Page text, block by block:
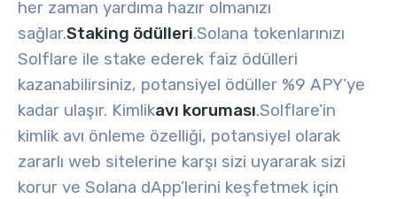
her zaman yardıma hazır olmanızı
sağlar.Staking ödülleri.Solana tokenlarınızı
Solflare ile stake ederek faiz ödülleri
kazanabilirsiniz, potansiyel ödüller %9 APY’ye
kadar ulaşır. Kimlikavı koruması.Solflare’in
kimlik avı önleme özelliği, potansiyel olarak
zararlı web sitelerine karşı sizi uyararak sizi
korur ve Solana dApp’lerini keşfetmek için